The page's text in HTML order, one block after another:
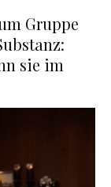
Gruppe
sie im